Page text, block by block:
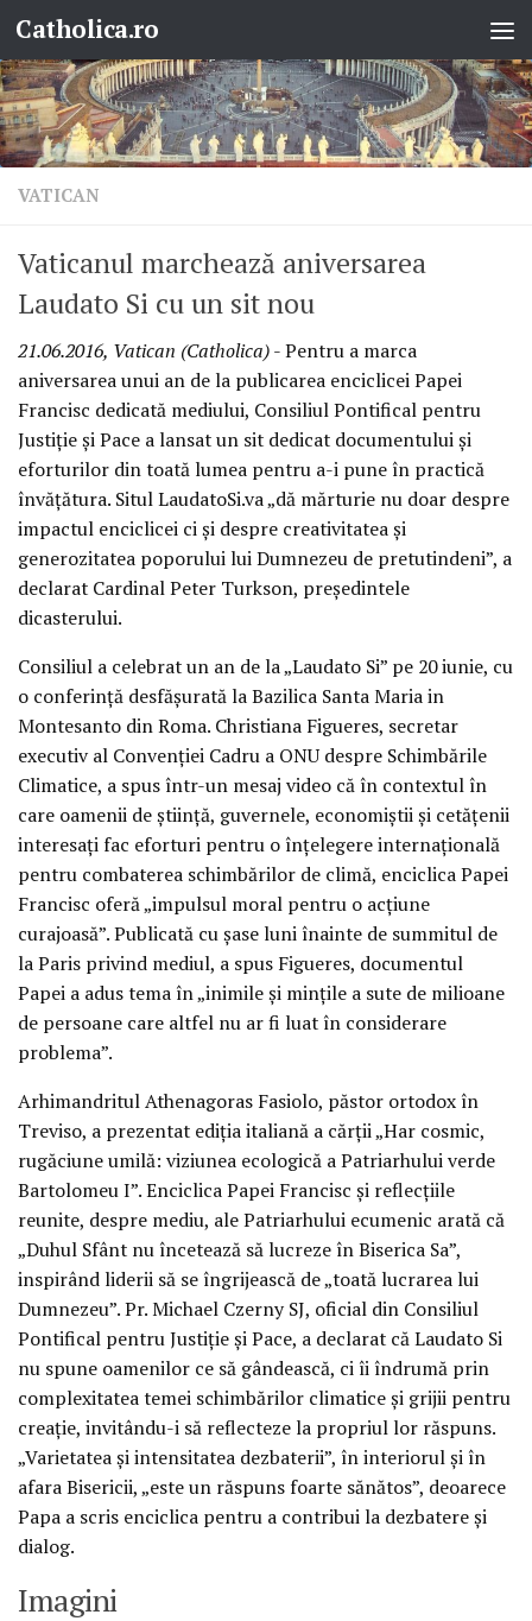
Skip to content
Catholica.ro
VATICAN
Vaticanul marchează aniversarea
Laudato Si cu un sit nou
21.06.2016, Vatican (Catholica)- Pentru a marca
aniversarea unui an de la publicarea enciclicei Papei
Francisc dedicată mediului, Consiliul Pontifical pentru
Justiție și Pace a lansat un sit dedicat documentului și
eforturilor din toată lumea pentru a-i pune în practică
învățătura. Situl LaudatoSi.va „dă mărturie nu doar despre
impactul enciclicei ci și despre creativitatea și
generozitatea poporului lui Dumnezeu de pretutindeni”, a
declarat Cardinal Peter Turkson, președintele
dicasterului.
Consiliul a celebrat un an de la „Laudato Si” pe 20 iunie, cu
o conferință desfășurată la Bazilica Santa Maria in
Montesanto din Roma. Christiana Figueres, secretar
executiv al Convenției Cadru a ONU despre Schimbările
Climatice, a spus într-un mesaj video că în contextul în
care oamenii de știință, guvernele, economiștii și cetățenii
interesați fac eforturi pentru o înțelegere internațională
pentru combaterea schimbărilor de climă, enciclica Papei
Francisc oferă „impulsul moral pentru o acțiune
curajoasă”. Publicată cu șase luni înainte de summitul de
la Paris privind mediul, a spus Figueres, documentul
Papei a adus tema în „inimile și mințile a sute de milioane
de persoane care altfel nu ar fi luat în considerare
problema”.
Arhimandritul Athenagoras Fasiolo, păstor ortodox în
Treviso, a prezentat ediția italiană a cărții „Har cosmic,
rugăciune umilă: viziunea ecologică a Patriarhului verde
Bartolomeu I”. Enciclica Papei Francisc și reflecțiile
reunite, despre mediu, ale Patriarhului ecumenic arată că
„Duhul Sfânt nu încetează să lucreze în Biserica Sa”,
inspirând liderii să se îngrijească de „toată lucrarea lui
Dumnezeu”. Pr. Michael Czerny SJ, oficial din Consiliul
Pontifical pentru Justiție și Pace, a declarat că Laudato Si
nu spune oamenilor ce să gândească, ci îi îndrumă prin
complexitatea temei schimbărilor climatice și grijii pentru
creație, invitându-i să reflecteze la propriul lor răspuns.
„Varietatea și intensitatea dezbaterii”, în interiorul și în
afara Bisericii, „este un răspuns foarte sănătos”, deoarece
Papa a scris enciclica pentru a contribui la dezbatere și
dialog.
Imagini